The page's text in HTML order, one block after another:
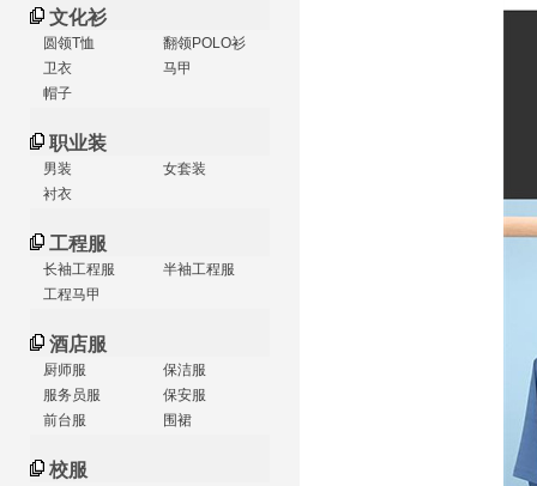
文化衫
圆领T恤
翻领POLO衫
卫衣
马甲
帽子
职业装
男装
女套装
衬衣
工程服
长袖工程服
半袖工程服
工程马甲
酒店服
厨师服
保洁服
服务员服
保安服
前台服
围裙
校服